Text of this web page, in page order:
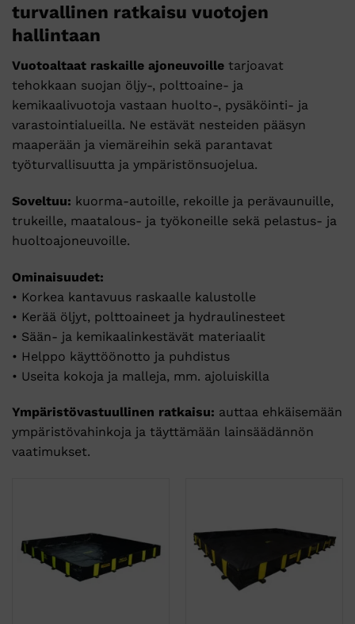
turvallinen ratkaisu vuotojen
hallintaan
Vuotoaltaat raskaille ajoneuvoille tarjoavat
tehokkaan suojan öljy-, polttoaine- ja
kemikaalivuotoja vastaan huolto-, pysäköinti- ja
varastointialueilla. Ne estävät nesteiden pääsyn
maaperään ja viemäreihin sekä parantavat
työturvallisuutta ja ympäristönsuojelua.
Soveltuu: kuorma-autoille, rekoille ja perävaunuille,
trukeille, maatalous- ja työkoneille sekä pelastus- ja
huoltoajoneuvoille.
Ominaisuudet:
• Korkea kantavuus raskaalle kalustolle
• Kerää öljyt, polttoaineet ja hydraulinesteet
• Sään- ja kemikaalinkestävät materiaalit
• Helppo käyttöönotto ja puhdistus
• Useita kokoja ja malleja, mm. ajoluiskilla
Ympäristövastuullinen ratkaisu: auttaa ehkäisemään
ympäristövahinkoja ja täyttämään lainsäädännön
vaatimukset.